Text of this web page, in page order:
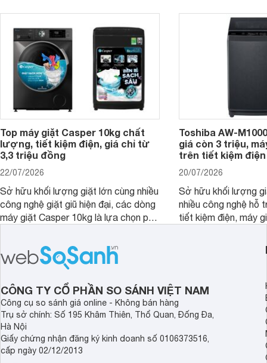
Top máy giặt Casper 10kg chất
lượng, tiết kiệm điện, giá chỉ từ
3,3 triệu đồng
22/07/2026
Sở hữu khối lượng giặt lớn cùng nhiều
công nghệ giặt giũ hiện đại, các dòng
máy giặt Casper 10kg là lựa chọn phù
Toshiba AW-
giá còn 3 triệu,
trên tiết kiệm
20/07/2026
Sở hữu khối lượng
nhiều công nghệ hỗ
tiết kiệm điện, máy
nhắc cho các gia
bán hiện đã giảm
CÔNG TY CỔ PHẦN SO SÁNH VIỆT NAM
Công cụ so sánh giá online - Không bán hàng
Trụ sở chính: Số 195 Khâm Thiên, Thổ Quan, Đống Đa,
Hà Nội
Giấy chứng nhận đăng ký kinh doanh số 0106373516,
cấp ngày 02/12/2013